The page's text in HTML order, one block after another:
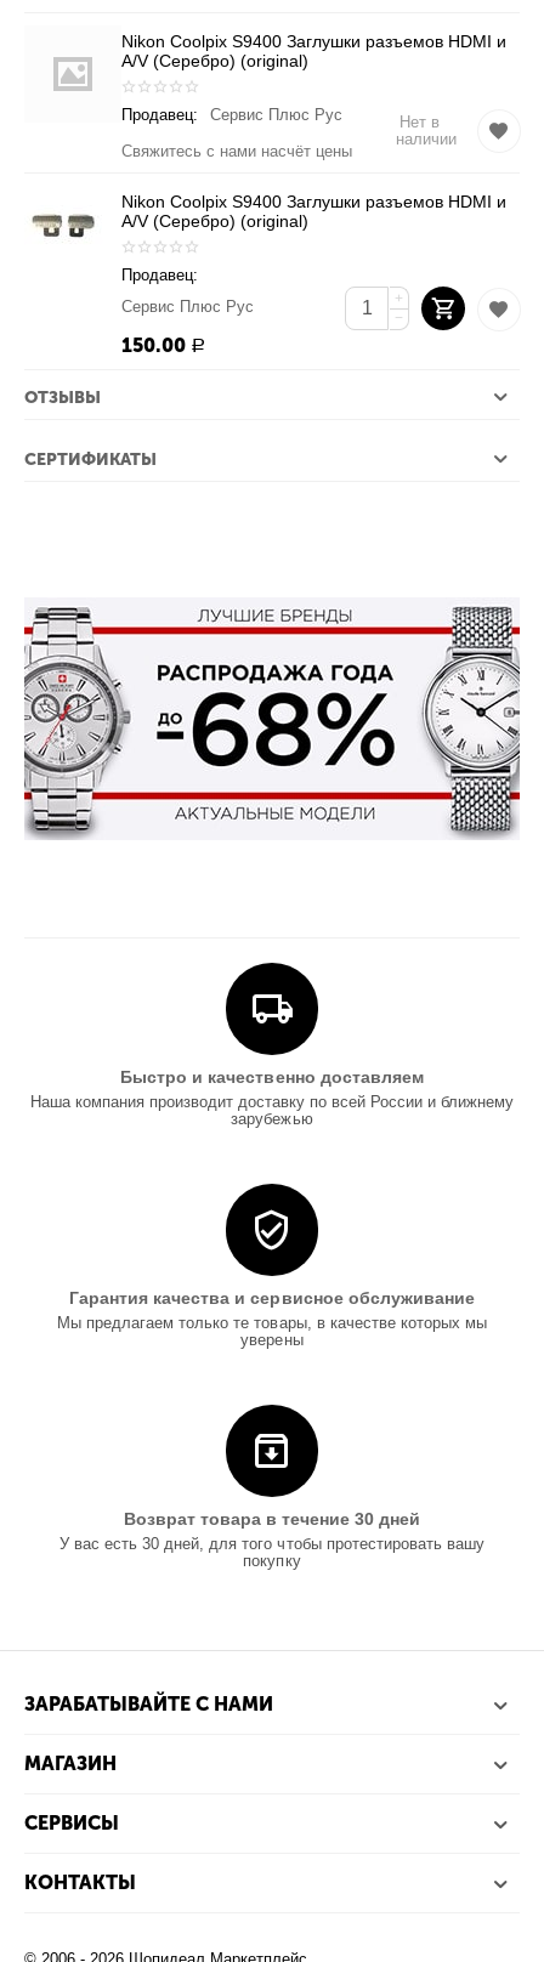
Nikon Coolpix S9400 Заглушки разъемов HDMI и
A/V (Серебро) (original)
Продавец:
Сервис Плюс Рус
Свяжитесь с нами насчёт цены
Нет в
наличии
Nikon Coolpix S9400 Заглушки разъемов HDMI и
A/V (Серебро) (original)
Продавец:
Сервис Плюс Рус
150.00 Р
+
−
ОТЗЫВЫ
СЕРТИФИКАТЫ
Быстро и качественно доставляем
Наша компания производит доставку по всей России и ближнему
зарубежью
Гарантия качества и сервисное обслуживание
Мы предлагаем только те товары, в качестве которых мы
уверены
Возврат товара в течение 30 дней
У вас есть 30 дней, для того чтобы протестировать вашу
покупку
ЗАРАБАТЫВАЙТЕ С НАМИ
МАГАЗИН
СЕРВИСЫ
КОНТАКТЫ